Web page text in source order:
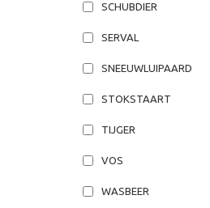
SCHUBDIER
SERVAL
SNEEUWLUIPAARD
STOKSTAART
TIJGER
VOS
WASBEER